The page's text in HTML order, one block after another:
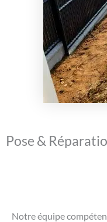
Pose &
Notre équipe